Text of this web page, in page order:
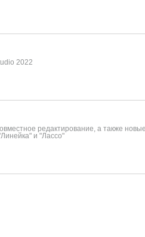
2022
редактирование, а также
и "Лассо"